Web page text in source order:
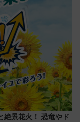
絶景花火！ 恐竜やド